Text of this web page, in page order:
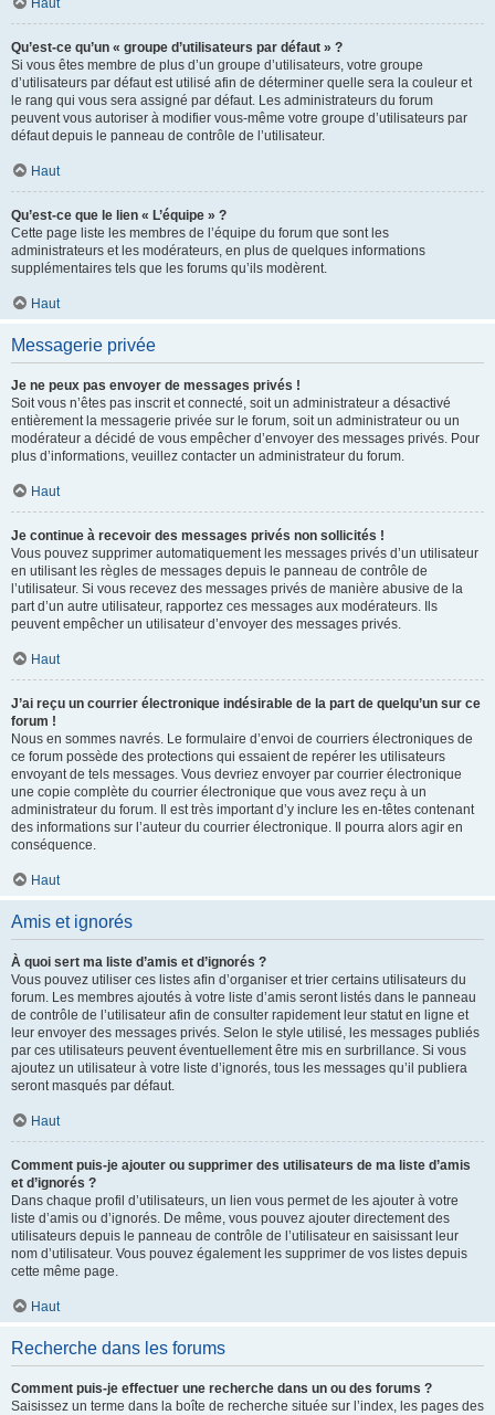
Haut
Qu’est-ce qu’un « groupe d’utilisateurs par défaut » ?
Si vous êtes membre de plus d’un groupe d’utilisateurs, votre groupe
d’utilisateurs par défaut est utilisé afin de déterminer quelle sera la couleur et
le rang qui vous sera assigné par défaut. Les administrateurs du forum
peuvent vous autoriser à modifier vous-même votre groupe d’utilisateurs par
défaut depuis le panneau de contrôle de l’utilisateur.
Haut
Qu’est-ce que le lien « L’équipe » ?
Cette page liste les membres de l’équipe du forum que sont les
administrateurs et les modérateurs, en plus de quelques informations
supplémentaires tels que les forums qu’ils modèrent.
Haut
Messagerie privée
Je ne peux pas envoyer de messages privés !
Soit vous n’êtes pas inscrit et connecté, soit un administrateur a désactivé
entièrement la messagerie privée sur le forum, soit un administrateur ou un
modérateur a décidé de vous empêcher d’envoyer des messages privés. Pour
plus d’informations, veuillez contacter un administrateur du forum.
Haut
Je continue à recevoir des messages privés non sollicités !
Vous pouvez supprimer automatiquement les messages privés d’un utilisateur
en utilisant les règles de messages depuis le panneau de contrôle de
l’utilisateur. Si vous recevez des messages privés de manière abusive de la
part d’un autre utilisateur, rapportez ces messages aux modérateurs. Ils
peuvent empêcher un utilisateur d’envoyer des messages privés.
Haut
J’ai reçu un courrier électronique indésirable de la part de quelqu’un sur ce
forum !
Nous en sommes navrés. Le formulaire d’envoi de courriers électroniques de
ce forum possède des protections qui essaient de repérer les utilisateurs
envoyant de tels messages. Vous devriez envoyer par courrier électronique
une copie complète du courrier électronique que vous avez reçu à un
administrateur du forum. Il est très important d’y inclure les en-têtes contenant
des informations sur l’auteur du courrier électronique. Il pourra alors agir en
conséquence.
Haut
Amis et ignorés
À quoi sert ma liste d’amis et d’ignorés ?
Vous pouvez utiliser ces listes afin d’organiser et trier certains utilisateurs du
forum. Les membres ajoutés à votre liste d’amis seront listés dans le panneau
de contrôle de l’utilisateur afin de consulter rapidement leur statut en ligne et
leur envoyer des messages privés. Selon le style utilisé, les messages publiés
par ces utilisateurs peuvent éventuellement être mis en surbrillance. Si vous
ajoutez un utilisateur à votre liste d’ignorés, tous les messages qu’il publiera
seront masqués par défaut.
Haut
Comment puis-je ajouter ou supprimer des utilisateurs de ma liste d’amis
et d’ignorés ?
Dans chaque profil d’utilisateurs, un lien vous permet de les ajouter à votre
liste d’amis ou d’ignorés. De même, vous pouvez ajouter directement des
utilisateurs depuis le panneau de contrôle de l’utilisateur en saisissant leur
nom d’utilisateur. Vous pouvez également les supprimer de vos listes depuis
cette même page.
Haut
Recherche dans les forums
Comment puis-je effectuer une recherche dans un ou des forums ?
Saisissez un terme dans la boîte de recherche située sur l’index, les pages des